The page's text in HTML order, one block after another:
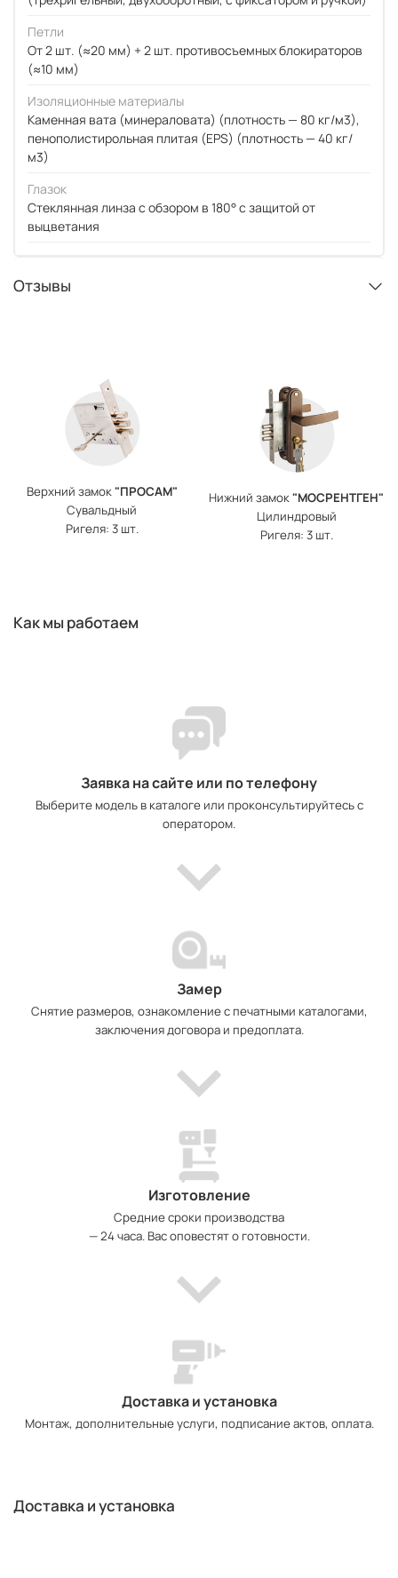
Петли
От 2 шт. (≈20 мм) + 2 шт. противосъемных блокираторов
(≈10 мм)
Изоляционные материалы
Каменная вата (минераловата) (плотность — 80 кг/м3),
пенополистирольная плитая (EPS) (плотность — 40 кг/
м3)
Глазок
Стеклянная линза с обзором в 180° с защитой от
выцветания
Отзывы
Верхний замок"ПРОСАМ"
Сувальдный
Ригеля: 3 шт.
Нижний замок"МОСРЕНТГЕН"
Цилиндровый
Ригеля: 3 шт.
Как мы работаем
Заявка на сайте или по телефону
Выберите модель в каталоге или проконсультируйтесь с
оператором.
Замер
Снятие размеров, ознакомление с печатными каталогами,
заключения договора и предоплата.
Изготовление
Средние сроки производства
— 24 часа. Вас оповестят о готовности.
Доставка и установка
Монтаж, дополнительные услуги, подписание актов, оплата.
Доставка и установка